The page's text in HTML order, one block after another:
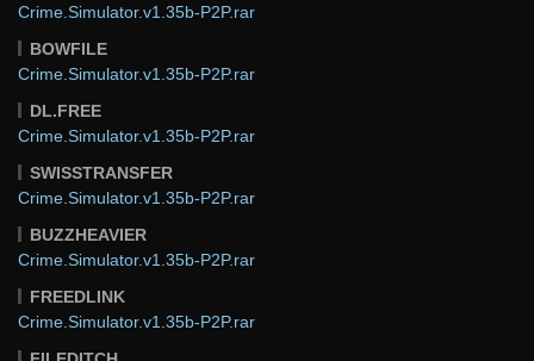
Crime.Simulator.v1.35b-P2P.rar
BOWFILE
Crime.Simulator.v1.35b-P2P.rar
DL.FREE
Crime.Simulator.v1.35b-P2P.rar
SWISSTRANSFER
Crime.Simulator.v1.35b-P2P.rar
BUZZHEAVIER
Crime.Simulator.v1.35b-P2P.rar
FREEDLINK
Crime.Simulator.v1.35b-P2P.rar